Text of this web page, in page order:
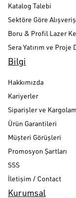
Katalog Talebi
Sektöre Göre Alışveriş
Boru & Profil Lazer
Sera Yatırım ve Proje
Bilgi
Hakkımızda
Kariyerler
Siparişler ve
Ürün Garantileri
Müşteri Görüşleri
Promosyon Şartları
SSS
İletişim / Contact
Kurumsal